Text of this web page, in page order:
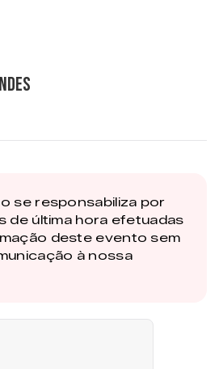
se responsabiliza por
de última hora efetuadas
deste evento sem
à nossa